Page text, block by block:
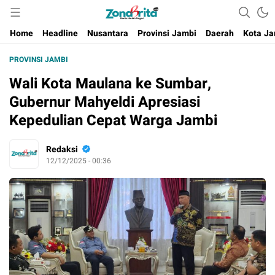
Berita Harian Negeri
Home
Headline Nusantara Provinsi Jambi Daerah Kota
PROVINSI JAMBI
Wali Kota Maulana ke Sumbar,
Gubernur Mahyeldi Apresiasi
Kepedulian Cepat Warga Jambi
Redaksi
12/12/2025 - 00:36